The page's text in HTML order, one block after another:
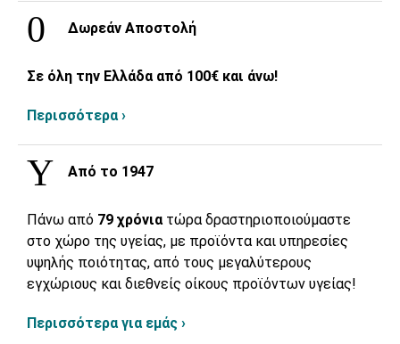
Δωρεάν Αποστολή
Σε όλη την Ελλάδα από 100€ και άνω!
Περισσότερα ›
Από το 1947
Πάνω από 79 χρόνια τώρα δραστηριοποιούμαστε
στο χώρο της υγείας, με προϊόντα και υπηρεσίες
υψηλής ποιότητας, από τους μεγαλύτερους
εγχώριους και διεθνείς οίκους προϊόντων υγείας!
Περισσότερα για εμάς ›